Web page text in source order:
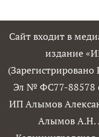
Сайт входит в
издание
Эл № ФС77-88578
ИП Алымов
Алымов А.Н.